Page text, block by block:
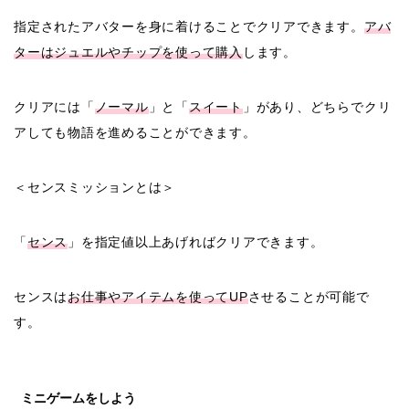
指定されたアバターを身に着けることでクリアできます。 アバ
ターはジュエルやチップを使って購入します。
クリアには「ノーマル」と「スイート」があり、どちらでクリ
アしても物語を進めることができます。
＜センスミッションとは＞
「センス 」を指定値以上あげればクリアできます。
センスはお仕事やアイテムを使ってUPさせることが可能で
す。
ミニゲームをしよう